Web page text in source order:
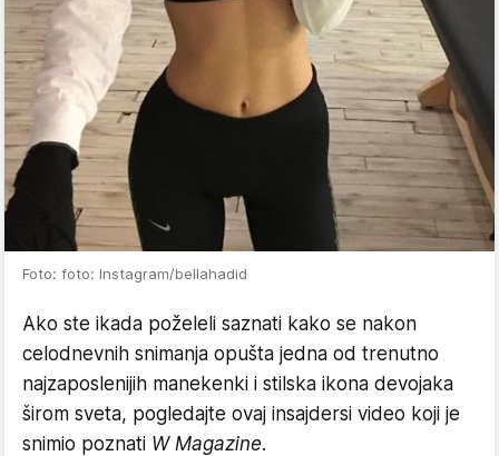
Foto: foto: Instagram/bellahadid
Ako ste ikada poželeli saznati kako se nakon
celodnevnih snimanja opušta jedna od trenutno
najzaposlenijih manekenki i stilska ikona devojaka
širom sveta, pogledajte ovaj insajdersi video koji je
snimio poznati W Magazine.